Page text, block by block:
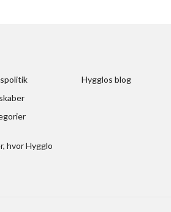
hvor Hygglo
Hygglos blog